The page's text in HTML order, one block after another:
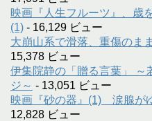
映画『人生フルーツ』、歳
(1) - 16,129 ビュー
大崩山系で滑落、重傷のま
15,378 ビュー
伊集院静の「贈る言葉」 ～
ジ～ - 13,051 ビュー
映画『砂の器』(1) 涙腺が
12,828 ビュー